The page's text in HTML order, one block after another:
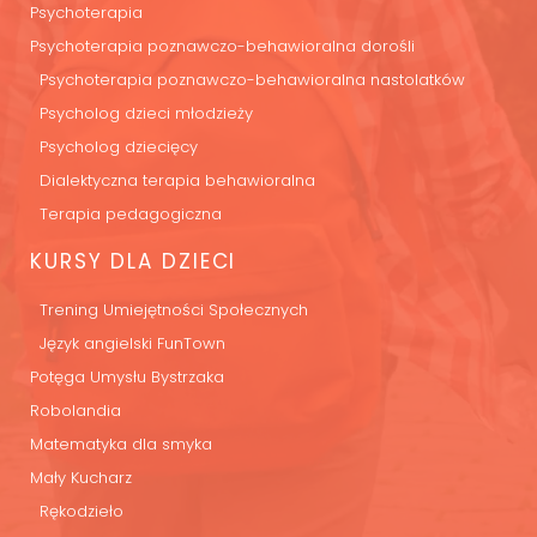
Psychoterapia
Psychoterapia poznawczo-behawioralna dorośli
Psychoterapia poznawczo-behawioralna nastolatków
Psycholog dzieci młodzieży
Psycholog dziecięcy
Dialektyczna terapia behawioralna
Terapia pedagogiczna
KURSY DLA DZIECI
Trening Umiejętności Społecznych
Język angielski FunTown
Potęga Umysłu Bystrzaka
Robolandia
Matematyka dla smyka
Mały Kucharz
Rękodzieło